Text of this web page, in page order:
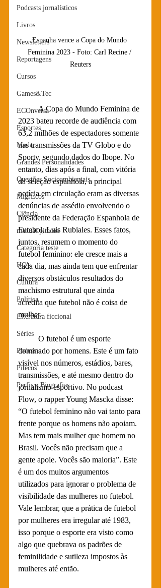
Podcasts jornalísticos
Livros
Newsletters
Reportagens
Cursos
Games&Tec
ECOnversa
Esportes
Moda
Grandes Personalidades
Questões Socioambientais
MigrEcos
Ciência
manual pitacos
Categoria teste
HQ's
Cultura
Política
Literatura ficcional
Séries
Podcasts
Pitecos
Perfis e Biografias
Espanha vence a Copa do Mundo
Feminina 2023 - Foto: Carl Recine /
Reuters
	A Copa do Mundo Feminina de
2023 bateu recorde de audiência com
63,2 milhões de espectadores somente
nas transmissões da TV Globo e do
Sportv, segundo dados do Ibope. No
entanto, dias após a final, com vitória
da seleção espanhola, a principal
notícia em circulação eram as diversas
denúncias de assédio envolvendo o
presidente da Federação Espanhola de
Futebol, Luis Rubiales. Esses fatos,
juntos, resumem o momento do
futebol feminino: ele cresce mais a
cada dia, mas ainda tem que enfrentar
diversos obstáculos resultados do
machismo estrutural que ainda
acredita que futebol não é coisa de
mulher.
	O futebol é um esporte
dominado por homens. Este é um fato
visível nos números, estádios, bares,
transmissões, e até mesmo dentro do
jornalismo esportivo. No podcast
Flow, o rapper Young Mascka disse:
“O futebol feminino não vai tanto para
frente porque os homens não apoiam.
Mas tem mais mulher que homem no
Brasil. Vocês não precisam que a
gente apoie. Vocês são maioria”. Este
é um dos muitos argumentos
utilizados para ignorar o problema de
visibilidade das mulheres no futebol.
Vale lembrar, que a prática de futebol
por mulheres era irregular até 1983,
isso porque o esporte era visto como
algo que quebrava os padrões de
feminilidade e sutileza impostos às
mulheres até então.